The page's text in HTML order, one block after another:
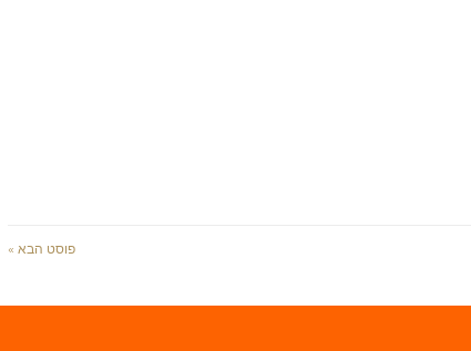
פוסט הבא »